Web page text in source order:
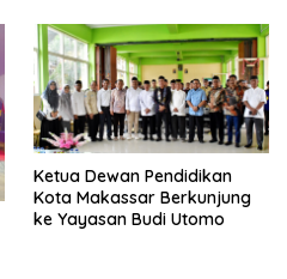
Ketua Dewan Pendidikan
Kota Makassar Berkunjung
ke Yayasan Budi Utomo